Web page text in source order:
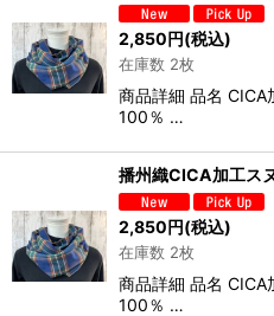
2,850円(税込)
在庫数 2枚
商品詳細 品名 CICA
100％ …
播州織CICA加工ス
2,850円(税込)
在庫数 2枚
商品詳細 品名 CICA
100％ …